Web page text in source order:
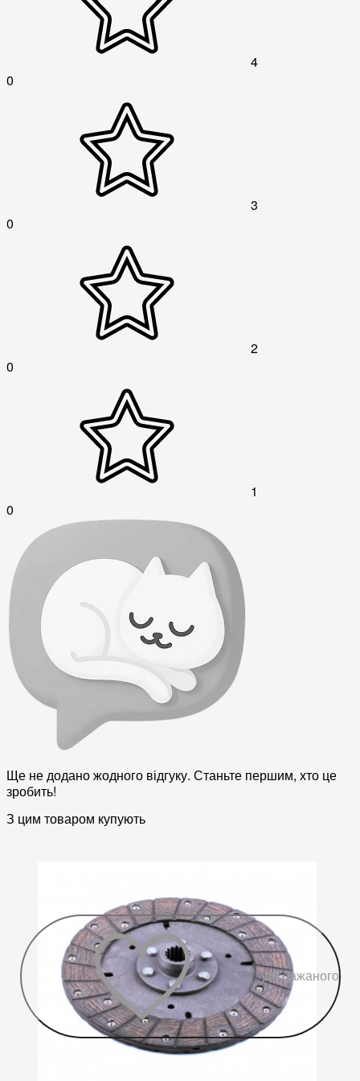
4
0
3
0
2
0
1
0
Ще не додано жодного відгуку. Станьте першим, хто це
зробить!
З цим товаром купують
До бажаного